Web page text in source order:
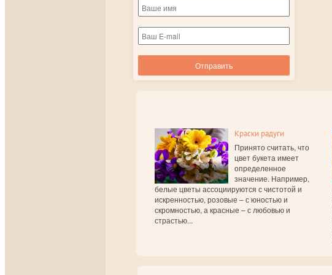
Краски радуги
Принято считать, что
цвет букета имеет
определенное
значение. Например,
белые цветы ассоциируются с чистотой и
искренностью, розовые – с юностью и
скромностью, а красные – с любовью и
страстью...